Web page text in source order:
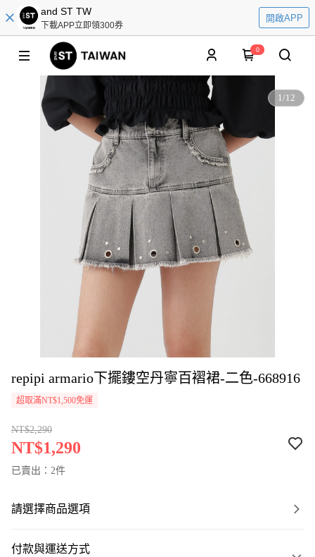
and ST TW
下載APP立即領300券
開啟APP
0
1/12
repipi armario下擺鏤空丹寧百褶裙-二色-668916
超取滿NT$1,500免運
NT$2,290
NT$1,290
已賣出：2件
請選擇商品選項
付款與運送方式